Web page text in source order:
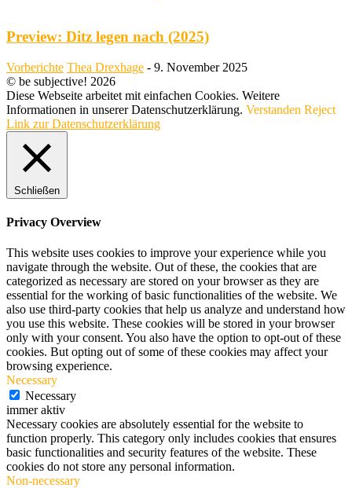
Preview: Ditz legen nach (2025)
Vorberichte Thea Drexhage - 9. November 2025
© be subjective! 2026
Diese Webseite arbeitet mit einfachen Cookies. Weitere
Informationen in unserer Datenschutzerklärung. Verstanden Reject
Link zur Datenschutzerklärung
Schließen
Privacy Overview
This website uses cookies to improve your experience while you
navigate through the website. Out of these, the cookies that are
categorized as necessary are stored on your browser as they are
essential for the working of basic functionalities of the website. We
also use third-party cookies that help us analyze and understand how
you use this website. These cookies will be stored in your browser
only with your consent. You also have the option to opt-out of these
cookies. But opting out of some of these cookies may affect your
browsing experience.
Necessary
Necessary
immer aktiv
Necessary cookies are absolutely essential for the website to
function properly. This category only includes cookies that ensures
basic functionalities and security features of the website. These
cookies do not store any personal information.
Non-necessary